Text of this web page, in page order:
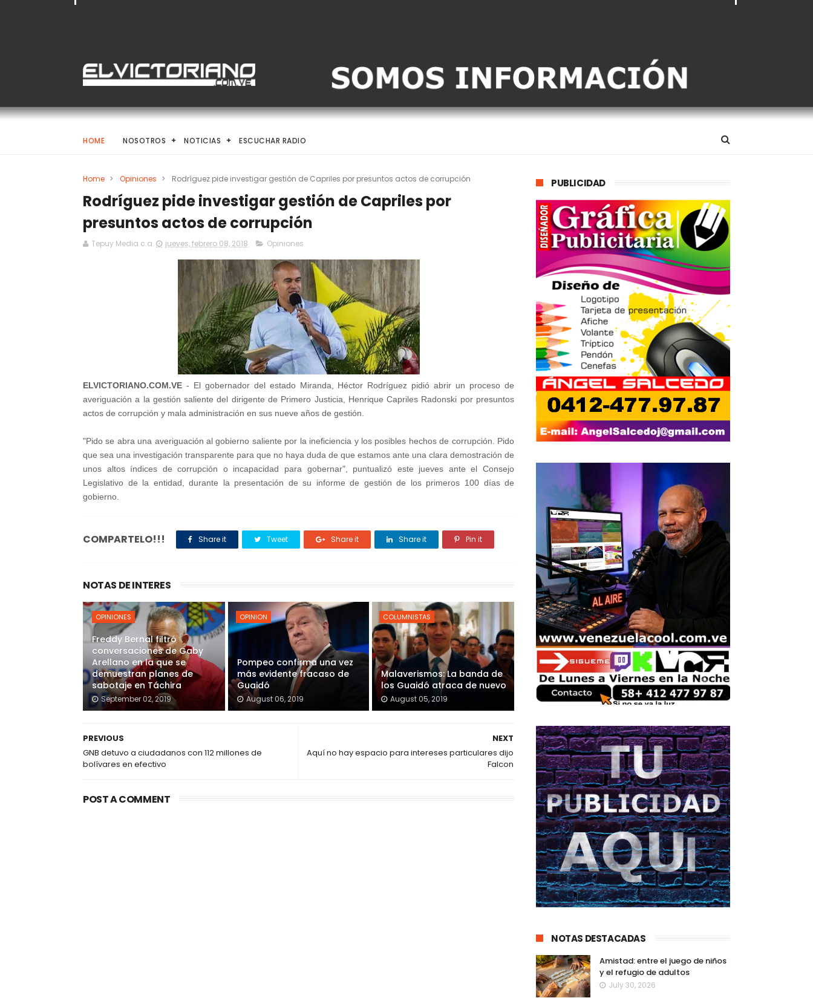
HOME NOSOTROS NOTICIAS ESCUCHAR RADIO
Home > Opiniones > Rodríguez pide investigar gestión de Capriles por presuntos actos de corrupción
Rodríguez pide investigar gestión de Capriles por
presuntos actos de corrupción
Tepuy Media c.a. jueves, febrero 08, 2018 Opiniones
ELVICTORIANO.COM.VE - El gobernador del estado Miranda, Héctor Rodríguez pidió abrir un proceso de
averiguación a la gestión saliente del dirigente de Primero Justicia, Henrique Capriles Radonski por presuntos
actos de corrupción y mala administración en sus nueve años de gestión.
"Pido se abra una averiguación al gobierno saliente por la ineficiencia y los posibles hechos de corrupción. Pido
que sea una investigación transparente para que no haya duda de que estamos ante una clara demostración de
unos altos índices de corrupción o incapacidad para gobernar", puntualizó este jueves ante el Consejo
Legislativo de la entidad, durante la presentación de su informe de gestión de los primeros 100 días de
gobierno.
COMPARTELO!!! Share it Tweet Share it Share it Pin it
NOTAS DE INTERES
OPINIONES
Freddy Bernal filtró
conversaciones de Gaby
Arellano en la que se
demuestran planes de
sabotaje en Táchira
September 02, 2019
OPINION
Pompeo confirma una vez
más evidente fracaso de
Guaidó
August 06, 2019
COLUMNISTAS
Malaverismos: La banda de
los Guaidó atraca de nuevo
August 05, 2019
NEXT
Aquí no hay espacio para intereses particulares dijo
Falcon
PREVIOUS
GNB detuvo a ciudadanos con 112 millones de
bolívares en efectivo
POST A COMMENT
PUBLICIDAD
NOTAS DESTACADAS
Amistad: entre el juego de niños
y el refugio de adultos
July 30, 2026